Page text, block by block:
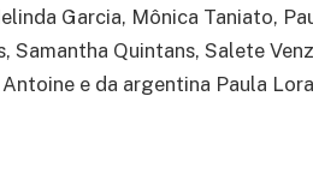
Garcia, Mônica Taniato,
Samantha Quintans, Salete
e da argentina Paula